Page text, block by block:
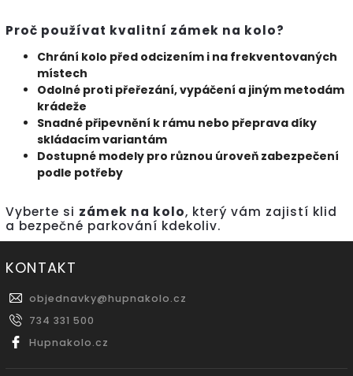
Proč používat kvalitní zámek na kolo?
Chrání kolo před odcizením i na frekventovaných
místech
Odolné proti přeřezání, vypáčení a jiným metodám
krádeže
Snadné připevnění k rámu nebo přeprava díky
skládacím variantám
Dostupné modely pro různou úroveň zabezpečení
podle potřeby
Vyberte si zámek na kolo, který vám zajistí klid
a bezpečné parkování kdekoliv.
KONTAKT
objednavky@hupnakolo.cz
734 331 500
Hupnakolo.cz